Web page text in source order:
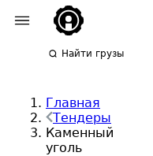
Найти грузы
Главная
Тендеры
Каменный
уголь